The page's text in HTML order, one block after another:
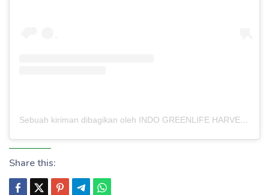
Sebuah kiriman dibagikan oleh INDO GREENLIFE HARVEST – PABRIK MAKLON (@indogreenlifeharvest)
Share this: